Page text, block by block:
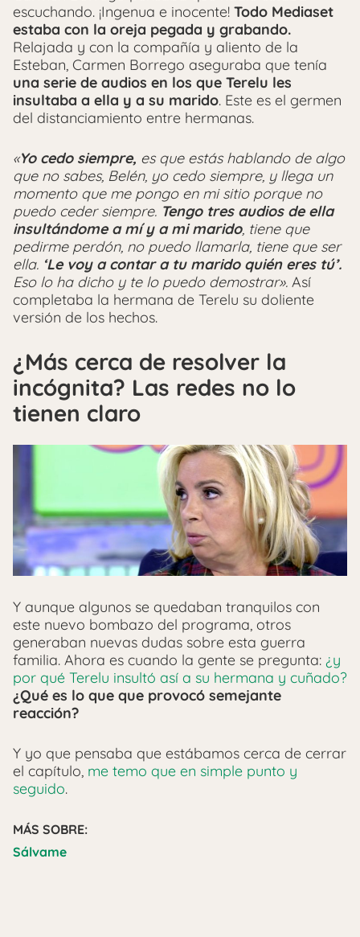
escuchando. ¡Ingenua e inocente! Todo Mediaset
estaba con la oreja pegada y grabando.
Relajada y con la compañía y aliento de la
Esteban, Carmen Borrego aseguraba que tenía
una serie de audios en los que Terelu les
insultaba a ella y a su marido. Este es el germen
del distanciamiento entre hermanas.
«Yo cedo siempre, es que estás hablando de algo
que no sabes, Belén, yo cedo siempre, y llega un
momento que me pongo en mi sitio porque no
puedo ceder siempre. Tengo tres audios de ella
insultándome a mí y a mi marido, tiene que
pedirme perdón, no puedo llamarla, tiene que ser
ella. ‘Le voy a contar a tu marido quién eres tú’.
Eso lo ha dicho y te lo puedo demostrar». Así
completaba la hermana de Terelu su doliente
versión de los hechos.
¿Más cerca de resolver la
incógnita? Las redes no lo
tienen claro
Y aunque algunos se quedaban tranquilos con
este nuevo bombazo del programa, otros
generaban nuevas dudas sobre esta guerra
familia. Ahora es cuando la gente se pregunta: ¿y
por qué Terelu insultó así a su hermana y cuñado?
¿Qué es lo que que provocó semejante
reacción?
Y yo que pensaba que estábamos cerca de cerrar
el capítulo, me temo que en simple punto y
seguido.
MÁS SOBRE:
Sálvame